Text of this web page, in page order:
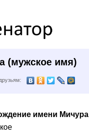
(мужское имя)
имени Мичура